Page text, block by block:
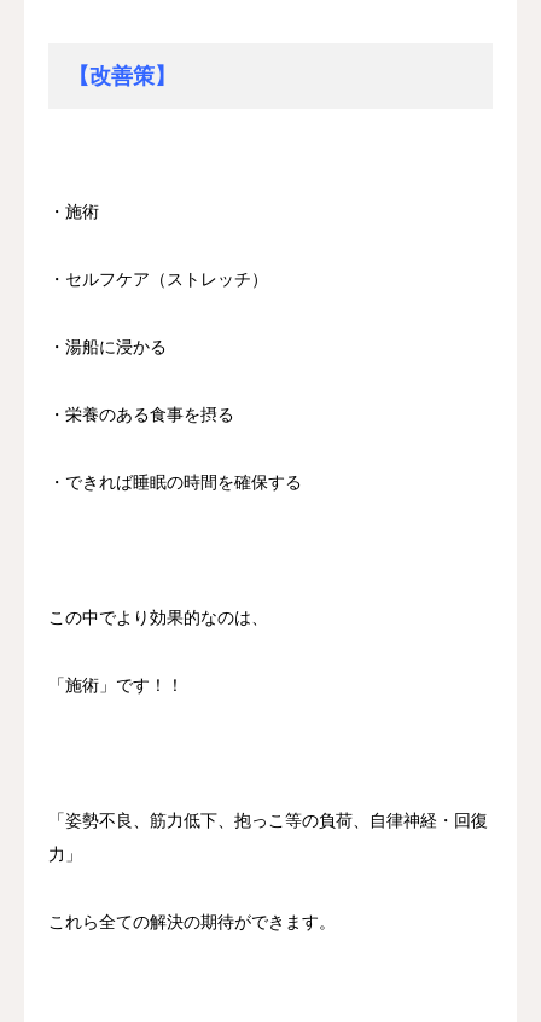
【改善策】
・施術
・セルフケア（ストレッチ）
・湯船に浸かる
・栄養のある食事を摂る
・できれば睡眠の時間を確保する
この中でより効果的なのは、
「施術」です！！
「姿勢不良、筋力低下、抱っこ等の負荷、自律神経・回復
力」
これら全ての解決の期待ができます。